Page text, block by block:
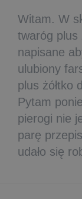
Witam. W
twaróg plus
napisane
ulubiony
plus żółtko
Pytam
pierogi nie
parę
udało się